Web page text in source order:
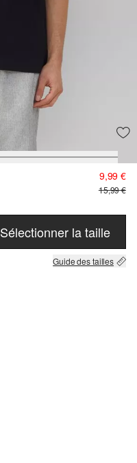
9,99 €
15,99 €
Sélectionner la taille
Guide des tailles